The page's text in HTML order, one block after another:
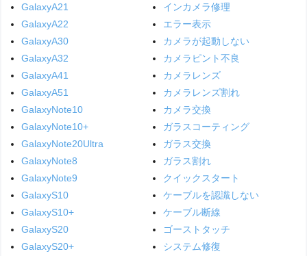
GalaxyA21
GalaxyA22
GalaxyA30
GalaxyA32
GalaxyA41
GalaxyA51
GalaxyNote10
GalaxyNote10+
GalaxyNote20Ultra
GalaxyNote8
GalaxyNote9
GalaxyS10
GalaxyS10+
GalaxyS20
GalaxyS20+
インカメラ修理
エラー表示
カメラが起動しない
カメラピント不良
カメラレンズ
カメラレンズ割れ
カメラ交換
ガラスコーティング
ガラス交換
ガラス割れ
クイックスタート
ケーブルを認識しない
ケーブル断線
ゴーストタッチ
システム修復